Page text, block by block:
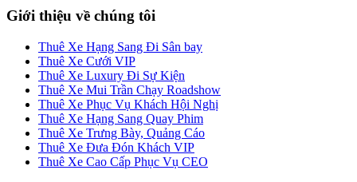
Giới thiệu về chúng tôi
Thuê Xe Hạng Sang Đi Sân bay
Thuê Xe Cưới VIP
Thuê Xe Luxury Đi Sự Kiện
Thuê Xe Mui Trần Chạy Roadshow
Thuê Xe Phục Vụ Khách Hội Nghị
Thuê Xe Hạng Sang Quay Phim
Thuê Xe Trưng Bày, Quảng Cáo
Thuê Xe Đưa Đón Khách VIP
Thuê Xe Cao Cấp Phục Vụ CEO